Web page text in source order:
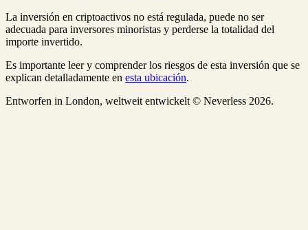
La inversión en criptoactivos no está regulada, puede no ser
adecuada para inversores minoristas y perderse la totalidad del
importe invertido.
Es importante leer y comprender los riesgos de esta inversión que se
explican detalladamente en esta ubicación.
Entworfen in London, weltweit entwickelt © Neverless 2026.